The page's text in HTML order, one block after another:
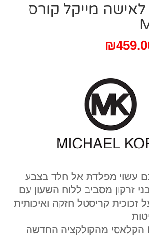
מייקל קורס
₪979.00.
₪
₪459.00.
עשוי מפלדת אל חלד בצבע
זרקון מסביב ללוח השעון עם
זכוכית קריסטל חזקה ואיכותית
דגם MKT5126 הקלאסי מהקולקציה החדשה